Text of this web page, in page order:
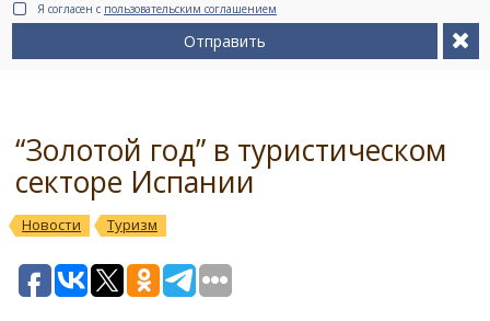
Сервис на немецком
Я согласен с пользовательским соглашением
Отправить
“Золотой год” в туристическом
секторе Испании
Новости Туризм